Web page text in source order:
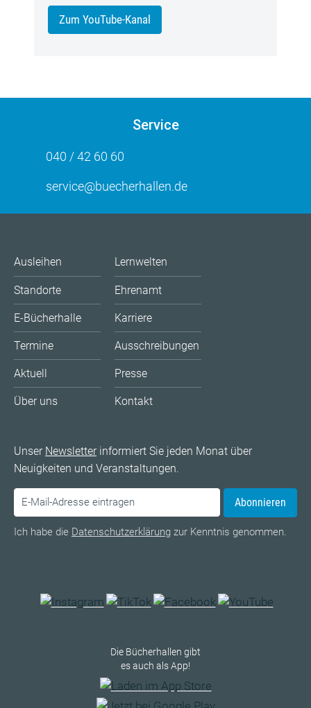
Zum YouTube-Kanal
Service
040 / 42 60 60
service@buecherhallen.de
Ausleihen
Standorte
E-Bücherhalle
Termine
Aktuell
Über uns
Lernwelten
Ehrenamt
Karriere
Ausschreibungen
Presse
Kontakt
Unser Newsletterinformiert Sie jeden Monat über
Neuigkeiten und Veranstaltungen.
Abonnieren
Ich habe die Datenschutzerklärung zur Kenntnis genommen.
Die Bücherhallen gibt
es auch als App!